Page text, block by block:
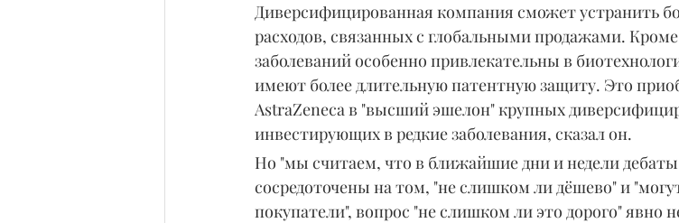
Диверсифицированная компания сможет устранить
расходов, связанных с глобальными продажами.
заболеваний особенно привлекательны в
имеют более длительную патентную защиту. Это
AstraZeneca в "высший эшелон" крупных
инвестирующих в редкие заболевания, сказал он.
Но "мы считаем, что в ближайшие дни и недели дебаты
сосредоточены на том, "не слишком ли дёшево" и
покупатели", вопрос "не слишком ли это дорого" явно